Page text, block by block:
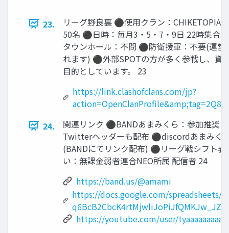
23.
リーグ野良裏 ⚫使用クラン：CHIKETOPIA
50名 ⚫日時：毎月3・5・7・9日 22時集合
タウンホール：不問 ⚫防衛援軍：不要(運営
れます) ⚫外部SPOTの方が多く参戦し、資
目的としています。 23
https://link.clashofclans.com/jp?
24.
関連リンク ⚫BANDあまみくら：参加推奨
Twitterヘッダーも配布 ⚫discordあまみく
(BANDにてリンク配布) ⚫リーグ戦シフト
い：無課金弱者連合NEO所属 配信者 24
https://band.us/@amami
https://docs.google.com/spreadsheets/
https://youtube.com/user/